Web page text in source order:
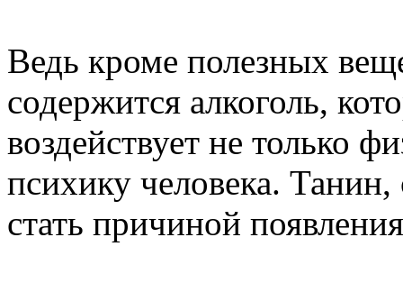
Ведь кроме полезных
содержится алкоголь,
воздействует не только
психику человека.
стать причиной